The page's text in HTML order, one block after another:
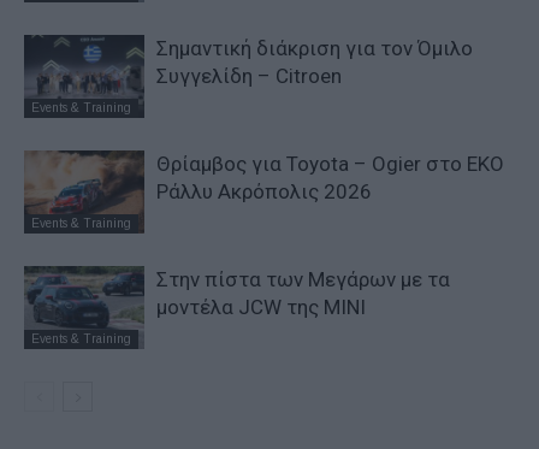
Events & Training
Σημαντική διάκριση για τον Όμιλο
Συγγελίδη – Citroen
Events & Training
Θρίαμβος για Toyota – Ogier στο ΕΚΟ
Ράλλυ Ακρόπολις 2026
Events & Training
Στην πίστα των Μεγάρων με τα
μοντέλα JCW της MINI